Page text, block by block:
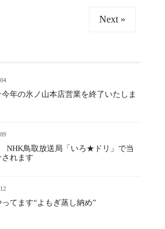
Next »
年の氷ノ山本店営業を終了いたしま
NHK鳥取放送局「いろ★ドリ」で当
されます
てます“よもぎ蒸し納め”